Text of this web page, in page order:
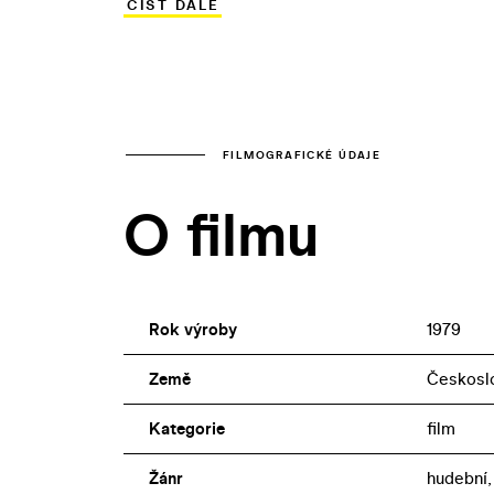
pes (1933), Eva tropí hlouposti (1939),
ČÍST DÁLE
FILMOGRAFICKÉ ÚDAJE
O filmu
Rok výroby 1979
Země
Kategorie film
Žánr